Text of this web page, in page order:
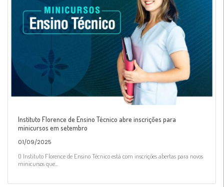
Instituto Florence de Ensino Técnico abre inscrições para
minicursos em setembro
01/09/2025
O Instituto Florence de Ensino Técnico está com inscrições abertas para novos
minicursos que...